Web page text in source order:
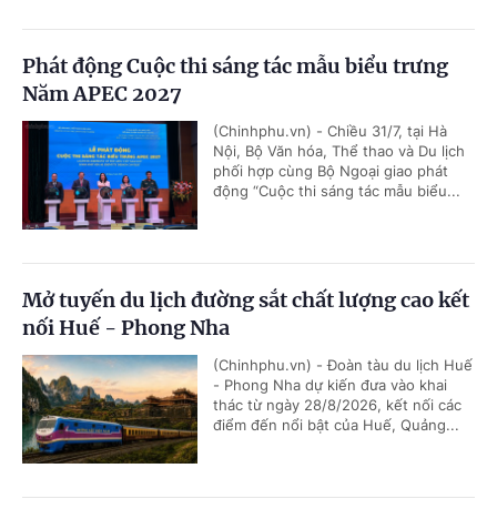
Phát động Cuộc thi sáng tác mẫu biểu trưng
Năm APEC 2027
(Chinhphu.vn) - Chiều 31/7, tại Hà
Nội, Bộ Văn hóa, Thể thao và Du lịch
phối hợp cùng Bộ Ngoại giao phát
động “Cuộc thi sáng tác mẫu biểu...
Mở tuyến du lịch đường sắt chất lượng cao kết
nối Huế - Phong Nha
(Chinhphu.vn) - Đoàn tàu du lịch Huế
- Phong Nha dự kiến đưa vào khai
thác từ ngày 28/8/2026, kết nối các
điểm đến nổi bật của Huế, Quảng...